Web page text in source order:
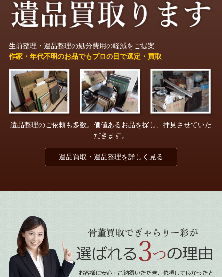
生前整理・遺品整理の処分費用の軽減をご提案
作家・年代不明のお品でもプロの目で選定・買取
遺品整理のご依頼も多数。価値あるお品を探し、拝見させていた
だきます。
遺品買取・遺品整理を詳しく見る